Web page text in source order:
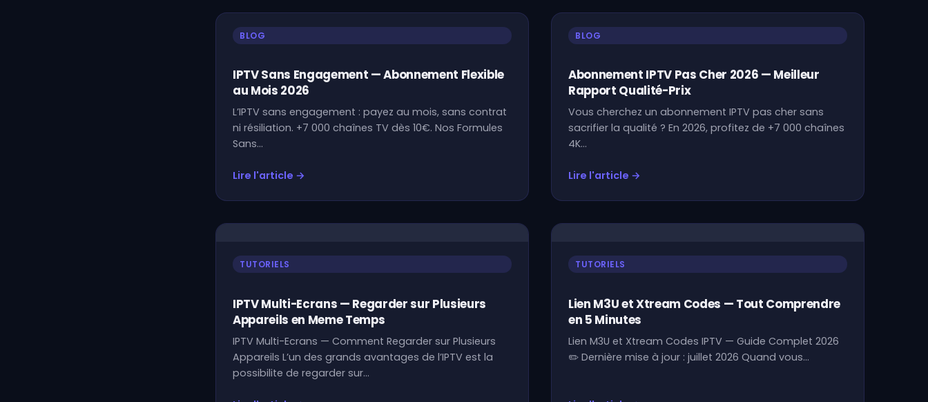
BLOG
IPTV Sans Engagement — Abonnement Flexible
au Mois 2026
L’IPTV sans engagement : payez au mois, sans contrat
ni résiliation. +7 000 chaînes TV dès 10€. Nos Formules
Sans…
Lire l'article →
BLOG
Abonnement IPTV Pas Cher 2026 — Meilleur
Rapport Qualité-Prix
Vous cherchez un abonnement IPTV pas cher sans
sacrifier la qualité ? En 2026, profitez de +7 000 chaînes
4K…
Lire l'article →
TUTORIELS
IPTV Multi-Ecrans — Regarder sur Plusieurs
Appareils en Meme Temps
IPTV Multi-Ecrans — Comment Regarder sur Plusieurs
Appareils L’un des grands avantages de l’IPTV est la
possibilite de regarder sur…
TUTORIELS
Lien M3U et Xtream Codes — Tout Comprendre
en 5 Minutes
Lien M3U et Xtream Codes IPTV — Guide Complet 2026
✏️ Dernière mise à jour : juillet 2026 Quand vous…